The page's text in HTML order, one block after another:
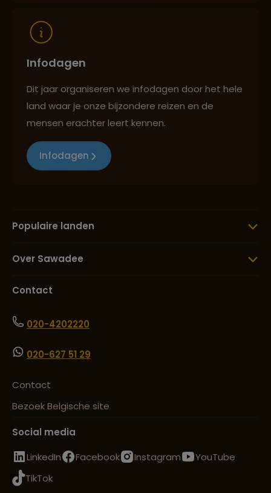
Infodagen
Dit jaar organiseren we infodagen door het hele
land waar je onze bijzondere reizen en de
mensen erachter leert kennen.
Infodagen
Populaire landen
Over Sawadee
Contact
020-4202220
020-627 51 29
Contact
Bezoek Belgische site
Social media
LinkedIn
Facebook Instagram
YouTube
TikTok